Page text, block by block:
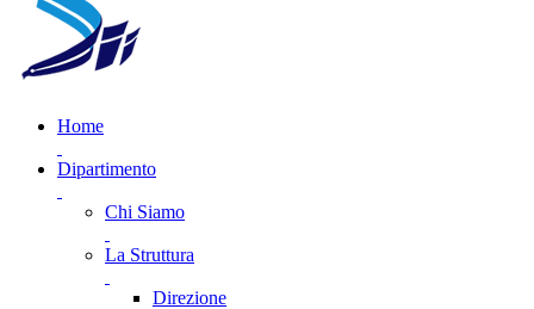
Home
Dipartimento
Chi Siamo
La Struttura
Direzione